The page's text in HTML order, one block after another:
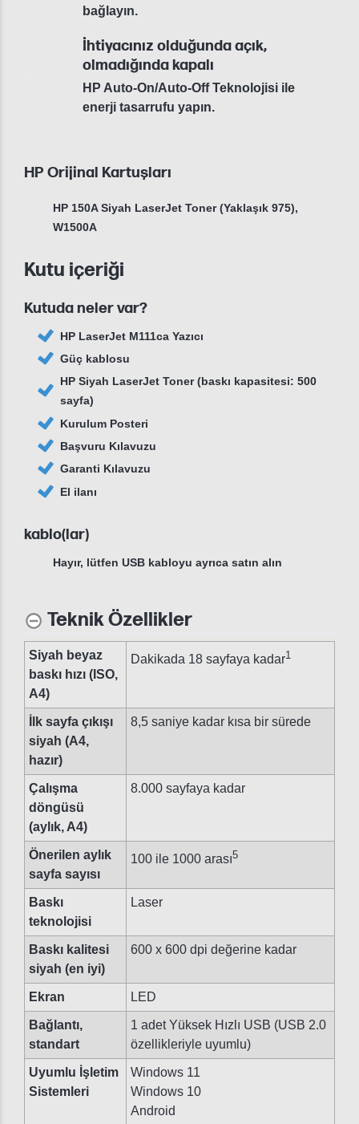
bağlayın.
İhtiyacınız olduğunda açık,
olmadığında kapalı
HP Auto-On/Auto-Off Teknolojisi ile
enerji tasarrufu yapın.
HP Orijinal Kartuşları
HP 150A Siyah LaserJet Toner (Yaklaşık 975),
W1500A
Kutu içeriği
Kutuda neler var?
HP LaserJet M111ca Yazıcı
Güç kablosu
HP Siyah LaserJet Toner (baskı kapasitesi: 500
sayfa)
Kurulum Posteri
Başvuru Kılavuzu
Garanti Kılavuzu
El ilanı
kablo(lar)
Hayır, lütfen USB kabloyu ayrıca satın alın
Teknik Özellikler
Siyah beyaz
baskı hızı (ISO,
A4)
Dakikada 18 sayfaya kadar1
İlk sayfa çıkışı
siyah (A4,
hazır)
8,5 saniye kadar kısa bir sürede
Çalışma
döngüsü
(aylık, A4)
8.000 sayfaya kadar
Önerilen aylık
sayfa sayısı
100 ile 1000 arası5
Baskı
teknolojisi
Laser
Baskı kalitesi
siyah (en iyi)
600 x 600 dpi değerine kadar
Ekran LED
Bağlantı,
standart
1 adet Yüksek Hızlı USB (USB 2.0
özellikleriyle uyumlu)
Uyumlu İşletim
Sistemleri
Windows 11
Windows 10
Android